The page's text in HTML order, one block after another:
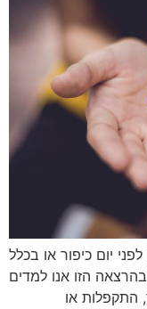
יום כיפור או בכלל
הזו אנו למדים
התקפלות או